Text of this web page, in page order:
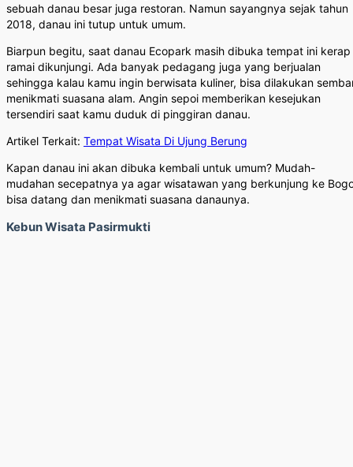
sebuah danau besar juga restoran. Namun sayangnya sejak tahun
2018, danau ini tutup untuk umum.
Biarpun begitu, saat danau Ecopark masih dibuka tempat ini kerap
ramai dikunjungi. Ada banyak pedagang juga yang berjualan
sehingga kalau kamu ingin berwisata kuliner, bisa dilakukan
menikmati suasana alam. Angin sepoi memberikan kesejukan
tersendiri saat kamu duduk di pinggiran danau.
Artikel Terkait: Tempat Wisata Di Ujung Berung
Kapan danau ini akan dibuka kembali untuk umum? Mudah-
mudahan secepatnya ya agar wisatawan yang berkunjung ke
bisa datang dan menikmati suasana danaunya.
Kebun Wisata Pasirmukti